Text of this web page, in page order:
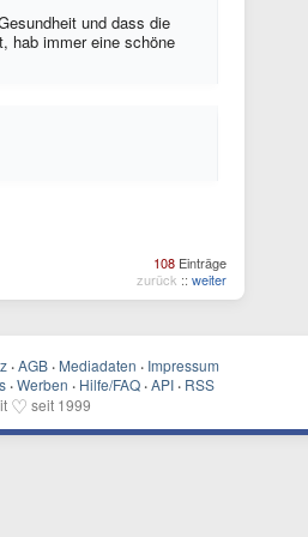
und dass die
hab immer eine schöne
108 Einträge
zurück :: weiter
· AGB · Mediadaten · Impressum
· Werben · Hilfe/FAQ · API · RSS
♡ seit 1999